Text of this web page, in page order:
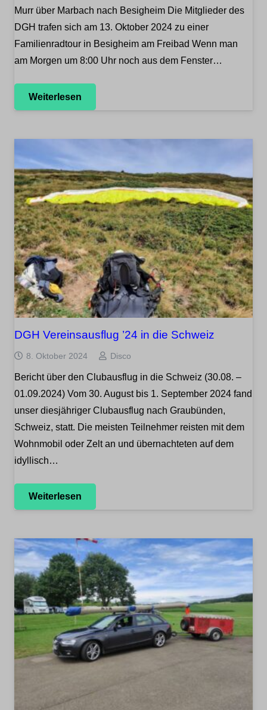
Murr über Marbach nach Besigheim Die Mitglieder des
DGH trafen sich am 13. Oktober 2024 zu einer
Familienradtour in Besigheim am Freibad Wenn man
am Morgen um 8:00 Uhr noch aus dem Fenster…
Weiterlesen
DGH Vereinsausflug ’24 in die Schweiz
8. Oktober 2024 Disco
Bericht über den Clubausflug in die Schweiz (30.08. –
01.09.2024) Vom 30. August bis 1. September 2024 fand
unser diesjähriger Clubausflug nach Graubünden,
Schweiz, statt. Die meisten Teilnehmer reisten mit dem
Wohnmobil oder Zelt an und übernachteten auf dem
idyllisch…
Weiterlesen